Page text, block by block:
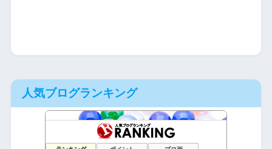
人気ブログランキング
29位 ラピコット学園放送局